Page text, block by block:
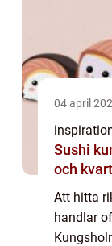
04 april
Sushi
och
Att hitta
handlar